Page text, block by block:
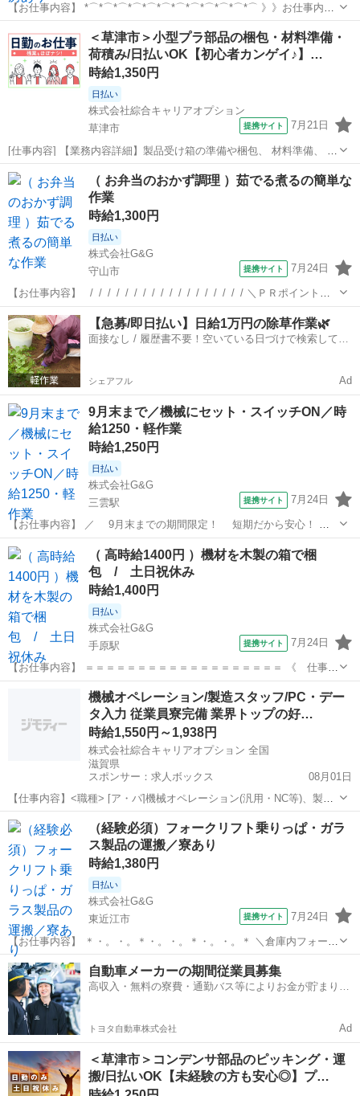
【お仕事内容】 *⌒*⌒*⌒*⌒*⌒*⌒*⌒*⌒*⌒*⌒*⌒*⌒ 》》お仕事内容
《《 洋菓子・和菓子の全般の 焼き菓子を作っている食品工場！ 皆さ
んも見たことがある あのデザートを作ることができるかも？！ 作業工
程は...
仕分け
＜草津市＞小型プラ部品の梱包・材料準備・
荷積み/日払いOK【初心者カンゲイ♪】…
時給1,350円
日払い
株式会社綜合キャリアオプション
草津市
提携サイト 7月21日
[仕事内容] 【業務内容詳細】製品受け箱の準備や梱包、 材料準備、 資
材など物品移動、 荷積み降ろし作業など【取扱製品情報】小型プラス
チック部品 。＋お仕事探しはコンシェルスタッフにおまかせ＋。 あな
たのお仕事探しをしっ...
滋賀 仕分け
（ お弁当のおかず調理 ）茹でる煮るの簡単な
作業
時給1,300円
日払い
株式会社G&G
守山市
提携サイト 7月24日
【お仕事内容】 _/_/_/_/_/_/_/_/_/_/_/_/_/_/_/_/_/_/ ＼ＰＲポイント／
＜１＞経験不問！未経験者さんもOK ＜２＞土日休みの相談可能！ ＜
３＞Wワークや副業にもオススメ ・−・−・...
滋賀 守山市 仕分け
【急募/即日払い】日給1万円の除草作業🌿
面接なし / 履歴書不要！空いている日づけで検索して即
シェアフル Ad
9月末まで／機械にセット・スイッチON／時
給1250・軽作業
時給1,250円
日払い
株式会社G&G
三雲駅
提携サイト 7月24日
【お仕事内容】 ／ 9月末までの期間限定！ 短期だから安心！
ちょっとやってみようも大歓迎～！ ＼ ・−・−・−・−・−・−・−・−・
［工場内で製造のお仕事］ プラスチック製品の加工をしています。 ↓↓
皆さんにお...
滋賀 三雲駅 仕分け
（ 高時給1400円 ）機材を木製の箱で梱
包 / 土日祝休み
時給1,400円
日払い
株式会社G&G
手原駅
提携サイト 7月24日
【お仕事内容】 ＝＝＝＝＝＝＝＝＝＝＝＝＝＝＝＝＝＝＝ 《 仕事内
容 》 機材を木製の箱で梱包する作業！ 主に、産業用の機材を木箱の
中に 梱包していく業務になります。 その他、手軽にできる 木箱の組
み立て作業もございま...
栗東市 手原駅
機械オペレーション/製造スタッフ/PC・デー
タ入力 従業員寮完備 業界トップの好…
時給1,550円～1,938円
株式会社綜合キャリアオプション 全国
滋賀県
スポンサー：求人ボックス
08月01日
【仕事内容】<職種> [ア・パ]機械オペレーション(汎用・NC等)、製造
スタッフ(組立・加工等)、データ入力、タイピング(PC・パソコン・イ
ンターネット) <雇用形態> アルバイト・パート <給与> [ア・パ]時給
1,550円～1...
アルバイト・パート
（経験必須）フォークリフト乗りっぱ・ガラ
ス製品の運搬／寮あり
時給1,380円
日払い
株式会社G&G
東近江市
提携サイト 7月24日
【お仕事内容】 ＊・。・。＊・。・。＊・。・。＊ ＼倉庫内フォーク
リフト作業／ リフトに乗りっぱなし！ ＜業務内容＞ 硝子製品の入出
庫作業です。 斜め向かいの工場からトラックで 製品が運ばれてくるの
で、荷下ろし＆格...
滋賀 東近江市 仕分け
自動車メーカーの期間従業員募集
高収入・無料の寮費・通勤バス等によりお金が貯まりや
トヨタ自動車株式会社 Ad
＜草津市＞コンデンサ部品のピッキング・運
搬/日払いOK【未経験の方も安心◎】プ…